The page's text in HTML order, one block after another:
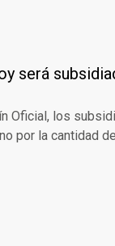
será
Oficial, los
por la cantidad